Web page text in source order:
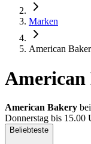
Marken
American
American
American Bakery
Donnerstag bis 15.00
Beliebteste